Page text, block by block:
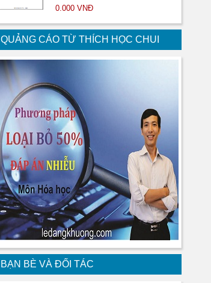
0.000 VNĐ
QUẢNG CÁO TỪ THÍCH HỌC CHUI
BẠN BÈ VÀ ĐỐI TÁC